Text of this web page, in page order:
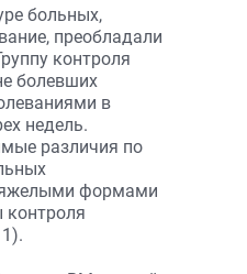
больных,
преобладали
контроля
болевших
в
недель.
различия по
формами
контроля